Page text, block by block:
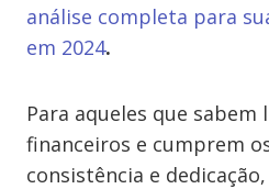
análise completa para
em 2024.
Para aqueles que
financeiros e cumprem
consistência e dedicação,